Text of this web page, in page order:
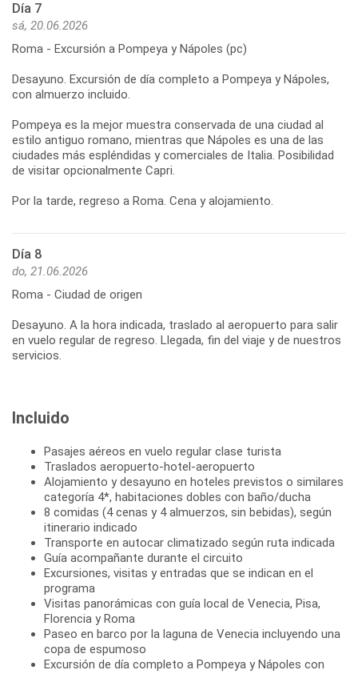
Día 7
sá, 20.06.2026
Roma - Excursión a Pompeya y Nápoles (pc)
Desayuno. Excursión de día completo a Pompeya y Nápoles,
con almuerzo incluido.
Pompeya es la mejor muestra conservada de una ciudad al
estilo antiguo romano, mientras que Nápoles es una de las
ciudades más espléndidas y comerciales de Italia. Posibilidad
de visitar opcionalmente Capri.
Día 8
do, 21.06.2026
Roma - Ciudad de origen
Desayuno. A la hora indicada, traslado al aeropuerto para salir
en vuelo regular de regreso. Llegada, fin del viaje y de nuestros
Incluido
Pasajes aéreos en vuelo regular clase turista
Traslados aeropuerto-hotel-aeropuerto
Alojamiento y desayuno en hoteles previstos o similares
categoría 4*, habitaciones dobles con baño/ducha
8 comidas (4 cenas y 4 almuerzos, sin bebidas), según
itinerario indicado
Transporte en autocar climatizado según ruta indicada
Guía acompañante durante el circuito
Excursiones, visitas y entradas que se indican en el
programa
Visitas panorámicas con guía local de Venecia, Pisa,
Florencia y Roma
Paseo en barco por la laguna de Venecia incluyendo una
copa de espumoso
Excursión de día completo a Pompeya y Nápoles con